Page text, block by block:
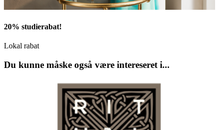
20% studierabat!
Lokal rabat
Du kunne måske også være intereseret i...